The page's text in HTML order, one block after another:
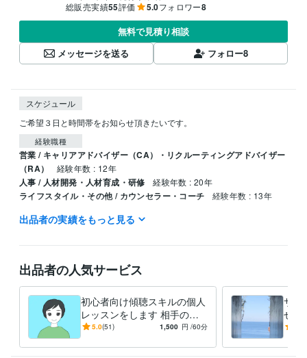
総販売実績55評価 5.0フォロワー8
無料で見積り相談
メッセージを送る
フォロー8
スケジュール
ご希望３日と時間帯をお知らせ頂きたいです。
経験職種
営業 / キャリアアドバイザー（CA）・リクルーティングアドバイザー
（RA）
経験年数 : 12年
人事 / 人材開発・人材育成・研修 経験年数 : 20年
ライフスタイル・その他 / カウンセラー・コーチ 経験年数 : 13年
職歴
キャリアコンサルタント 取得年 : 2012年
産業カウンセラー 取得年 : 2011年
衛生管理者 取得年 : 2006年
得意分野
悩み相談・カウンセリング
カウンセリング、傾聴スキル、コーチン
グ
出品者の実績をもっと見る
出品者の人気サービス
初心者向け傾聴スキルの個人
レッスンをします 相手の心
と本音が分る話の聴き方です
5.0(51) 1,500 円 /60分
サク
せ！
と成